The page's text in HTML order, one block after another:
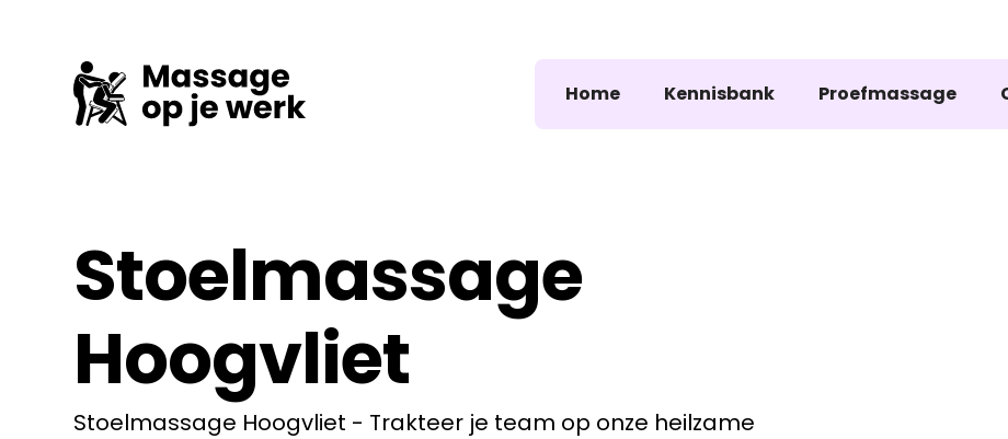
Home Kennisbank Proefmassage
Stoelmassage
Hoogvliet
Stoelmassage Hoogvliet - Trakteer je team op onze heilzame